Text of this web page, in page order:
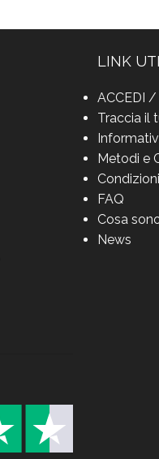
LINK
ACCEDI /
Traccia il
Metodi e
FAQ
Cosa
News